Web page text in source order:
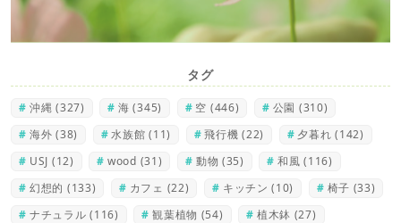
タグ
沖縄 (327) 海 (345) 空 (446) 公園 (310)
海外 (38) 水族館 (11) 飛行機 (22) 夕暮れ (142)
USJ (12) wood (31) 動物 (35) 和風 (116)
幻想的 (133) カフェ (22) キッチン (10) 椅子 (33)
ナチュラル (116) 観葉植物 (54) 植木鉢 (27)